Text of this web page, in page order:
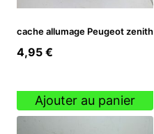
cache allumage Peugeot zenith
4,95 €
Ajouter au panier